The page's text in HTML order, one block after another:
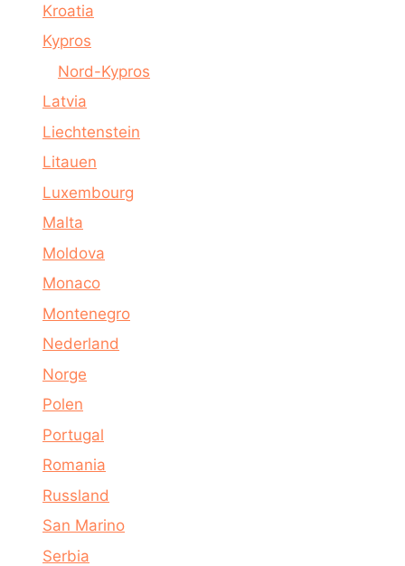
Kroatia
Kypros
Nord-Kypros
Latvia
Liechtenstein
Litauen
Luxembourg
Malta
Moldova
Monaco
Montenegro
Nederland
Norge
Polen
Portugal
Romania
Russland
San Marino
Serbia